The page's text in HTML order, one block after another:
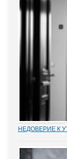
расследования
НЕДОВЕРИЕ К
(п. 7.1 ч. 1 ст.